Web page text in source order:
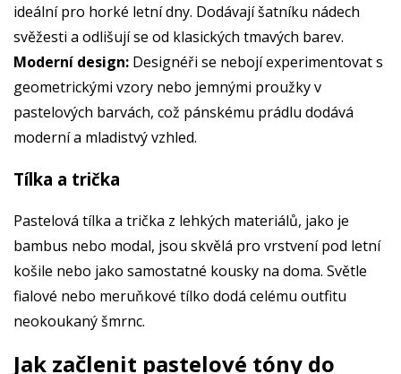
ideální pro horké letní dny. Dodávají šatníku nádech
svěžesti a odlišují se od klasických tmavých barev.
Moderní design: Designéři se nebojí experimentovat s
geometrickými vzory nebo jemnými proužky v
pastelových barvách, což pánskému prádlu dodává
moderní a mladistvý vzhled.
Tílka a trička
Pastelová tílka a trička z lehkých materiálů, jako je
bambus nebo modal, jsou skvělá pro vrstvení pod letní
košile nebo jako samostatné kousky na doma. Světle
fialové nebo meruňkové tílko dodá celému outfitu
neokoukaný šmrnc.
Jak začlenit pastelové tóny do